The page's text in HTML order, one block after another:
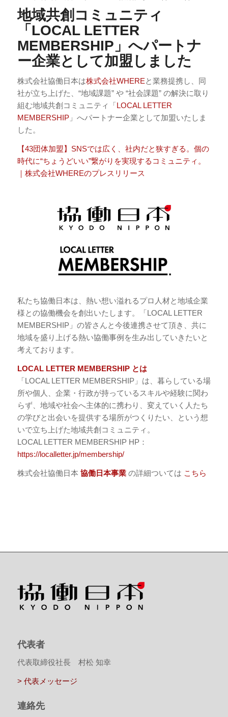
地域共創コミュニティ
「 LOCAL LETTER
MEMBERSHIP 」へパートナ
ー企業として加盟しました
株式会社協働日本は株式会社WHEREと業務提携し、同
社が立ち上げた、“地域課題” や “社会課題” の解決に取り
組む地域共創コミュニティ「LOCAL LETTER
MEMBERSHIP」へパートナー企業として加盟いたしま
した。
【43団体加盟】SNSでは広く、社内だと狭すぎる。個の
時代に“ちょうどいい”繋がりを実現するコミュニティ。
｜株式会社WHEREのプレスリリース
私たち協働日本は、熱い想い溢れるプロ人材と地域企業
様との協働機会を創出いたします。「LOCAL LETTER
MEMBERSHIP」の皆さんと今後連携させて頂き、共に
地域を盛り上げる熱い協働事例を生み出していきたいと
考えております。
LOCAL LETTER MEMBERSHIP とは
「LOCAL LETTER MEMBERSHIP」は、暮らしている場
所や個人、企業・行政が持っているスキルや経験に関わ
らず、地域や社会へ主体的に携わり、変えていく人たち
の学びと出会いを提供する場所がつくりたい、という想
いで立ち上げた地域共創コミュニティ。
LOCAL LETTER MEMBERSHIP HP：
https://localletter.jp/membership/
株式会社協働日本 協働日本事業の詳細ついては こちら
代表者
代表取締役社長 村松 知幸
> 代表メッセージ
連絡先